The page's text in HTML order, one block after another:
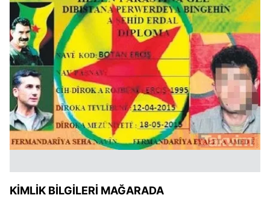
KİMLİK BİLGİLERİ MAĞARADA